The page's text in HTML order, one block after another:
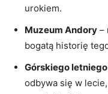
urokiem.
Muzeum Andory –
bogatą historię
Górskiego
odbywa się w